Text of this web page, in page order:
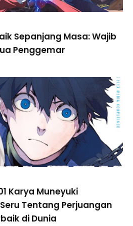
Sepanjang Masa: Wajib
Penggemar
Karya Muneyuki
Tentang Perjuangan
di Dunia